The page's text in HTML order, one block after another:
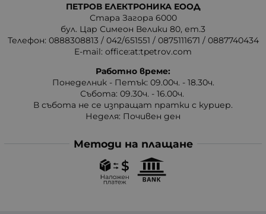
ПЕТРОВ ЕЛЕКТРОНИКА ЕООД
Стара Загора 6000
бул. Цар Симеон Велики 80, ет.3
Телефон: 0888308813 / 042/651551 / 0875111671 / 0887740434
E-mail: office:at:tpetrov.com
Работно време:
Понеделник - Петък: 09.00ч. - 18.30ч.
Събота: 09.30ч. - 16.00ч.
В събота не се изпращат пратки с куриер.
Неделя: Почивен ден
Методи на плащане